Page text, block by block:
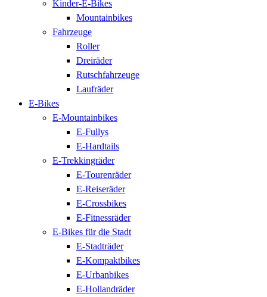
Kinder-E-Bikes
Mountainbikes
Fahrzeuge
Roller
Dreiräder
Rutschfahrzeuge
Laufräder
E-Bikes
E-Mountainbikes
E-Fullys
E-Hardtails
E-Trekkingräder
E-Tourenräder
E-Reiseräder
E-Crossbikes
E-Fitnessräder
E-Bikes für die Stadt
E-Stadträder
E-Kompaktbikes
E-Urbanbikes
E-Hollandräder